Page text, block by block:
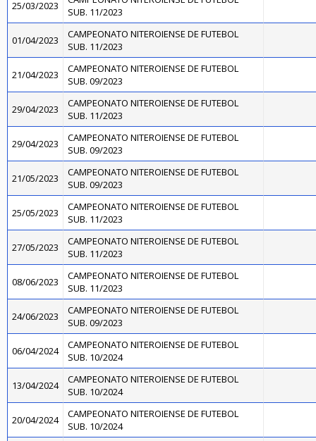
25/03/2023
SUB. 11/2023
01/04/2023
CAMPEONATO NITEROIENSE DE FUTEBOL
SUB. 11/2023
21/04/2023
CAMPEONATO NITEROIENSE DE FUTEBOL
SUB. 09/2023
29/04/2023
CAMPEONATO NITEROIENSE DE FUTEBOL
SUB. 11/2023
29/04/2023
CAMPEONATO NITEROIENSE DE FUTEBOL
SUB. 09/2023
21/05/2023
CAMPEONATO NITEROIENSE DE FUTEBOL
SUB. 09/2023
25/05/2023
CAMPEONATO NITEROIENSE DE FUTEBOL
SUB. 11/2023
27/05/2023
CAMPEONATO NITEROIENSE DE FUTEBOL
SUB. 11/2023
08/06/2023
CAMPEONATO NITEROIENSE DE FUTEBOL
SUB. 11/2023
24/06/2023
CAMPEONATO NITEROIENSE DE FUTEBOL
SUB. 09/2023
06/04/2024
CAMPEONATO NITEROIENSE DE FUTEBOL
SUB. 10/2024
13/04/2024
CAMPEONATO NITEROIENSE DE FUTEBOL
SUB. 10/2024
20/04/2024
CAMPEONATO NITEROIENSE DE FUTEBOL
SUB. 10/2024